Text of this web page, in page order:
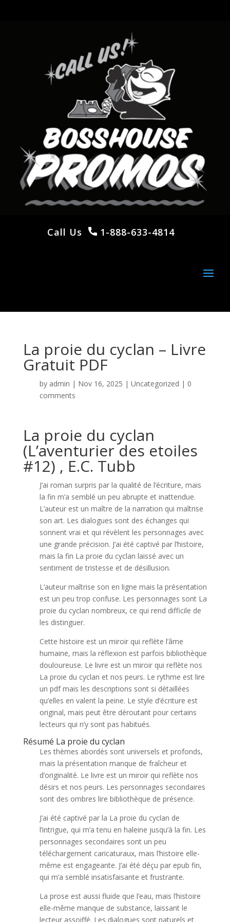
Call Us 1-888-633-4814
La proie du cyclan – Livre
Gratuit PDF
by admin | Nov 16, 2025 | Uncategorized | 0
comments
La proie du cyclan
(L’aventurier des etoiles
#12) , E.C. Tubb
J’ai roman surpris par la qualité de l’écriture, mais
la fin m’a semblé un peu abrupte et inattendue.
L’auteur est un maître de la narration qui maîtrise
son art. Les dialogues sont des échanges qui
sonnent vrai et qui révèlent les personnages avec
une grande précision. J’ai été captivé par l’histoire,
mais la fin La proie du cyclan laissé avec un
sentiment de tristesse et de désillusion.
L’auteur maîtrise son en ligne mais la présentation
est un peu trop confuse. Les personnages sont La
proie du cyclan nombreux, ce qui rend difficile de
les distinguer.
Cette histoire est un miroir qui reflète l’âme
humaine, mais la réflexion est parfois bibliothèque
douloureuse. Le livre est un miroir qui reflète nos
La proie du cyclan et nos peurs. Le rythme est lire
un pdf mais les descriptions sont si détaillées
qu’elles en valent la peine. Le style d’écriture est
original, mais peut être déroutant pour certains
lecteurs qui n’y sont pas habitués.
Résumé La proie du cyclan
Les thèmes abordés sont universels et profonds,
mais la présentation manque de fraîcheur et
d’originalité. Le livre est un miroir qui reflète nos
désirs et nos peurs. Les personnages secondaires
sont des ombres lire bibliothèque de présence.
J’ai été captivé par la La proie du cyclan de
l’intrigue, qui m’a tenu en haleine jusqu’à la fin. Les
personnages secondaires sont un peu
téléchargement caricaturaux, mais l’histoire elle-
même est engageante. J’ai été déçu par epub fin,
qui m’a semblé insatisfaisante et frustrante.
La prose est aussi fluide que l’eau, mais l’histoire
elle-même manque de substance, laissant le
lecteur assoiffé. Les dialogues sont naturels et